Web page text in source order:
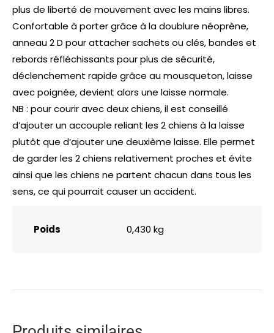
plus de liberté de mouvement avec les mains libres.
Confortable à porter grâce à la doublure néoprène,
anneau 2 D pour attacher sachets ou clés, bandes et
rebords réfléchissants pour plus de sécurité,
déclenchement rapide grâce au mousqueton, laisse
avec poignée, devient alors une laisse normale.
NB : pour courir avec deux chiens, il est conseillé
d’ajouter un accouple reliant les 2 chiens à la laisse
plutôt que d’ajouter une deuxième laisse. Elle permet
de garder les 2 chiens relativement proches et évite
ainsi que les chiens ne partent chacun dans tous les
sens, ce qui pourrait causer un accident.
Poids 0,430 kg